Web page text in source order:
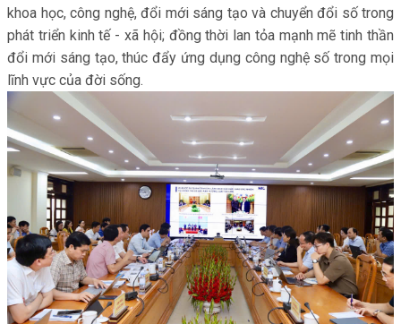
khoa học, công nghệ, đổi mới sáng tạo và chuyển đổi số trong
phát triển kinh tế - xã hội; đồng thời lan tỏa mạnh mẽ tinh thần
đổi mới sáng tạo, thúc đẩy ứng dụng công nghệ số trong mọi
lĩnh vực của đời sống.